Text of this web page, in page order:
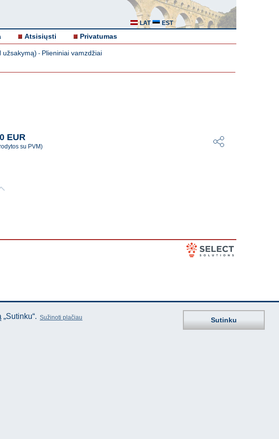
LAT EST
Atsisiųsti Privatumas
užsakymą) - Plieniniai vamzdžiai
EUR
su PVM)
Sužinoti plačiau Sutinku